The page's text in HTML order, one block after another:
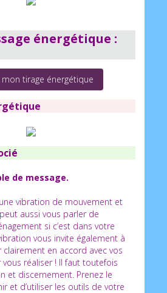
énergétique :
mon tirage énergétique
de message.
vibration de mouvement et
aussi vous parler de
si c’est dans votre
vous invite également à
en accord avec vos
réaliser ! Il faut toutefois
et discernement. Prenez le
et d’utiliser les outils de votre